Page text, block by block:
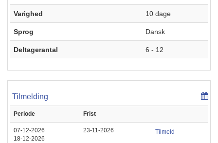
Varighed 10 dage
Sprog Dansk
Deltagerantal 6 - 12
Tilmelding
Periode Frist
07-12-2026
18-12-2026
23-11-2026 Tilmeld